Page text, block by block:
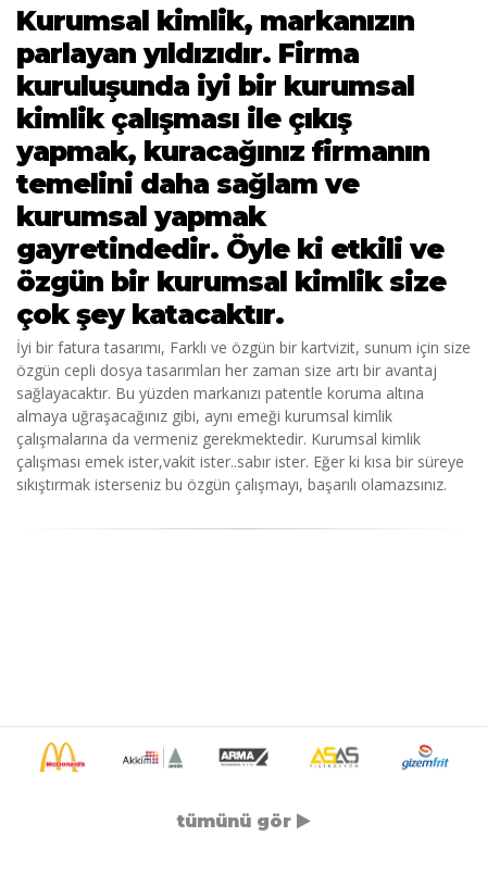
Kurumsal kimlik, markanızın
parlayan yıldızıdır. Firma
kuruluşunda iyi bir kurumsal
kimlik çalışması ile çıkış
yapmak, kuracağınız firmanın
temelini daha sağlam ve
kurumsal yapmak
gayretindedir. Öyle ki etkili ve
özgün bir kurumsal kimlik size
çok şey katacaktır.
İyi bir fatura tasarımı, Farklı ve özgün bir kartvizit, sunum için size
özgün cepli dosya tasarımları her zaman size artı bir avantaj
sağlayacaktır. Bu yüzden markanızı patentle koruma altına
almaya uğraşacağınız gibi, aynı emeği kurumsal kimlik
çalışmalarına da vermeniz gerekmektedir. Kurumsal kimlik
çalışması emek ister,vakit ister..sabır ister. Eğer ki kısa bir süreye
sıkıştırmak isterseniz bu özgün çalışmayı, başarılı olamazsınız.
tümünü gör